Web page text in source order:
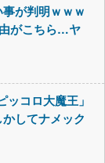
が判明ｗｗｗ
がこちら…ヤ
ッコロ大魔王」
してナメック